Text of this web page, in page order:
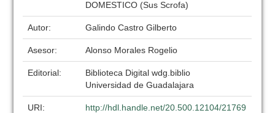
DOMESTICO (Sus Scrofa)
Autor: Galindo Castro Gilberto
Asesor: Alonso Morales Rogelio
Editorial:
Biblioteca Digital wdg.biblio
Universidad de Guadalajara
URI:
http://hdl.handle.net/20.500.12104/21769